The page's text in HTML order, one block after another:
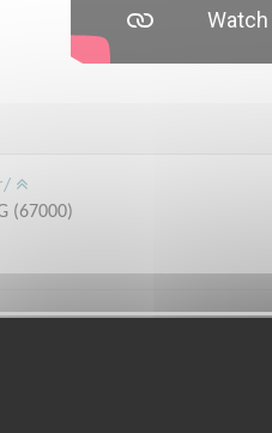
(67000)